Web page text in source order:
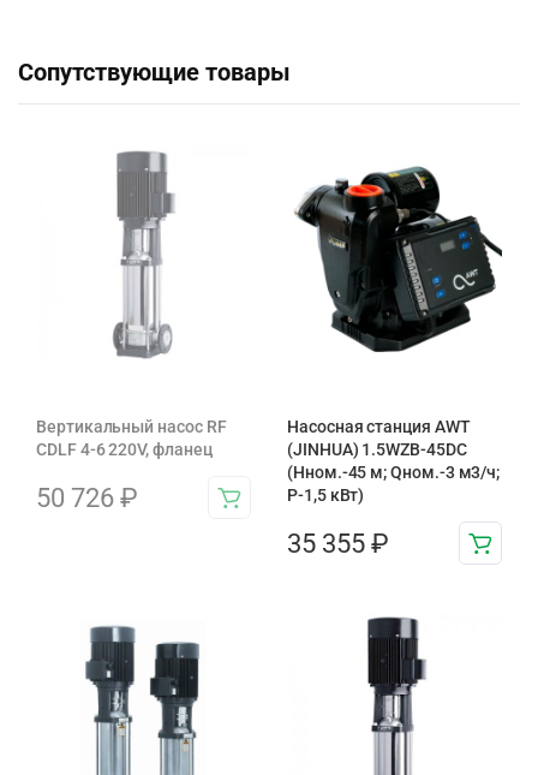
Сопутствующие товары
Вертикальный насос RF
CDLF 4-6 220V, фланец
50 726 ₽
Насосная станция AWT
(JINHUA) 1.5WZB-45DC
(Hном.-45 м; Qном.-3 м3/ч;
P-1,5 кВт)
35 355 ₽